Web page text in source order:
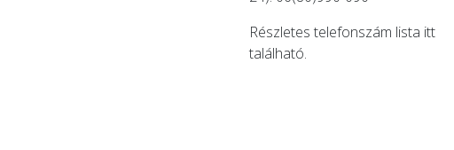
Részletes telefonszám lista itt
található.